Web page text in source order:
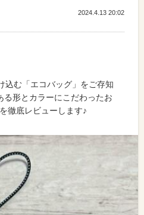
2024.4.13 20:02
込む「エコバッグ」をご存知
形とカラーにこだわったお
徹底レビューします♪